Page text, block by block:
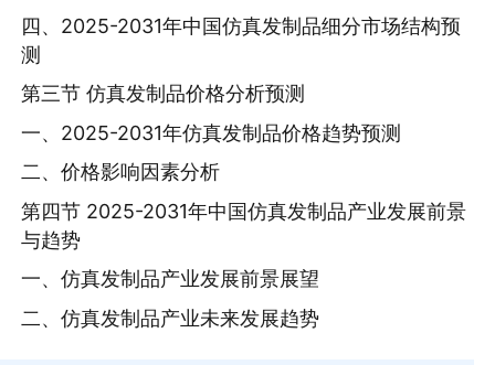
四、2025-2031年中国仿真发制品细分市场结构预
测
第三节 仿真发制品价格分析预测
一、2025-2031年仿真发制品价格趋势预测
二、价格影响因素分析
第四节 2025-2031年中国仿真发制品产业发展前景
与趋势
一、仿真发制品产业发展前景展望
二、仿真发制品产业未来发展趋势